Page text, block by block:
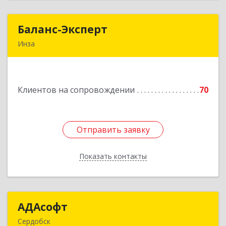
Баланс-Эксперт
Инза
Клиентов на сопровождении 70
Отправить заявку
Показать контакты
Подробнее
Отправить заявку
Назад
АДАсофт
Сердобск